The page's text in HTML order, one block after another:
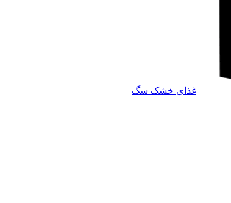
غذای خشک سگ